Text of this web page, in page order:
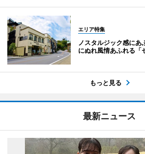
エリア特集
ノスタルジック感に
にぬれ風情あふれる「
もっと見る
最新ニュース